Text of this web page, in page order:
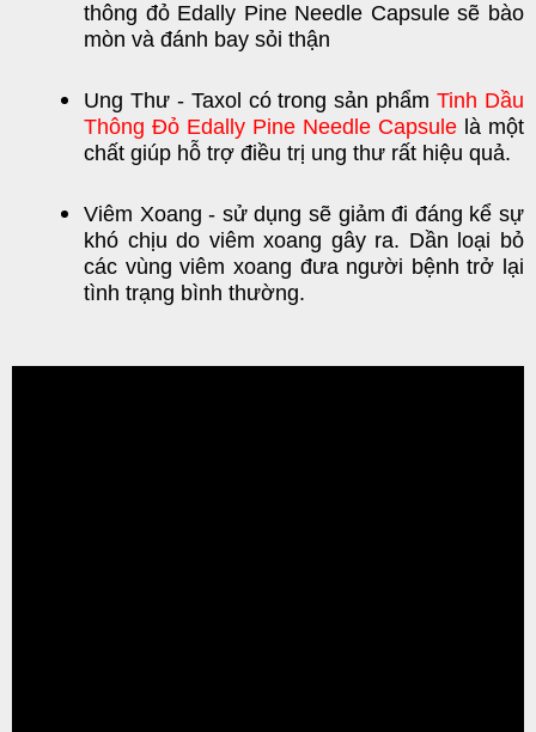
thông đỏ Edally Pine Needle Capsule sẽ bào
mòn và đánh bay sỏi thận
Ung Thư - Taxol có trong sản phẩmTinh Dầu
Thông Đỏ Edally Pine Needle Capsule là một
chất giúp hỗ trợ điều trị ung thư rất hiệu quả.
Viêm Xoang - sử dụng sẽ giảm đi đáng kể sự
khó chịu do viêm xoang gây ra. Dần loại bỏ
các vùng viêm xoang đưa người bệnh trở lại
tình trạng bình thường.